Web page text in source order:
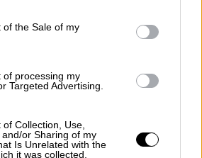
of the Sale of my
of processing my
Targeted Advertising.
Collection, Use,
or Sharing of my
Is Unrelated with the
it was collected.
RELACIONADAS